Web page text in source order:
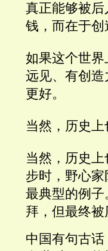
真正能够被
钱，而在于
如果这个世
远见、有创
更好。
当然，历史上
当然，历史
步时，野心
最典型的例
拜，但最终被
中国有句古话